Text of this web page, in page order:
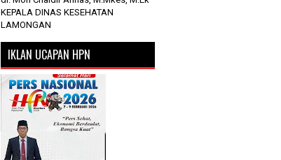
KEPALA DINAS KESEHATAN
LAMONGAN
IKLAN UCAPAN HPN